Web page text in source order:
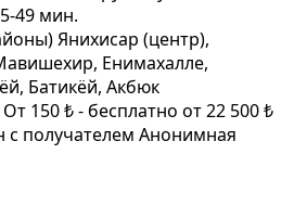
49 мин.
Янихисар (центр),
Енимахалле,
Батикёй, Акбюк
От 150 ₺ - бесплатно от 22 500 ₺
с получателем Анонимная